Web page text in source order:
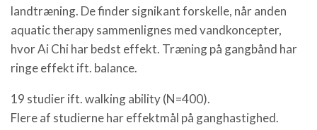
landtræning. De finder signikant forskelle, når anden
aquatic therapy sammenlignes med vandkoncepter,
hvor Ai Chi har bedst effekt. Træning på gangbånd har
ringe effekt ift. balance.
19 studier ift. walking ability (N=400).
Flere af studierne har effektmål på ganghastighed.